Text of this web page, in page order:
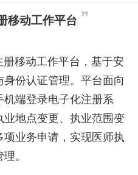
移动工作平台
移动工作平台，基于安
份认证管理。平台面向
端登录电子化注册系
地点变更、执业范围变
业务申请，实现医师执
。